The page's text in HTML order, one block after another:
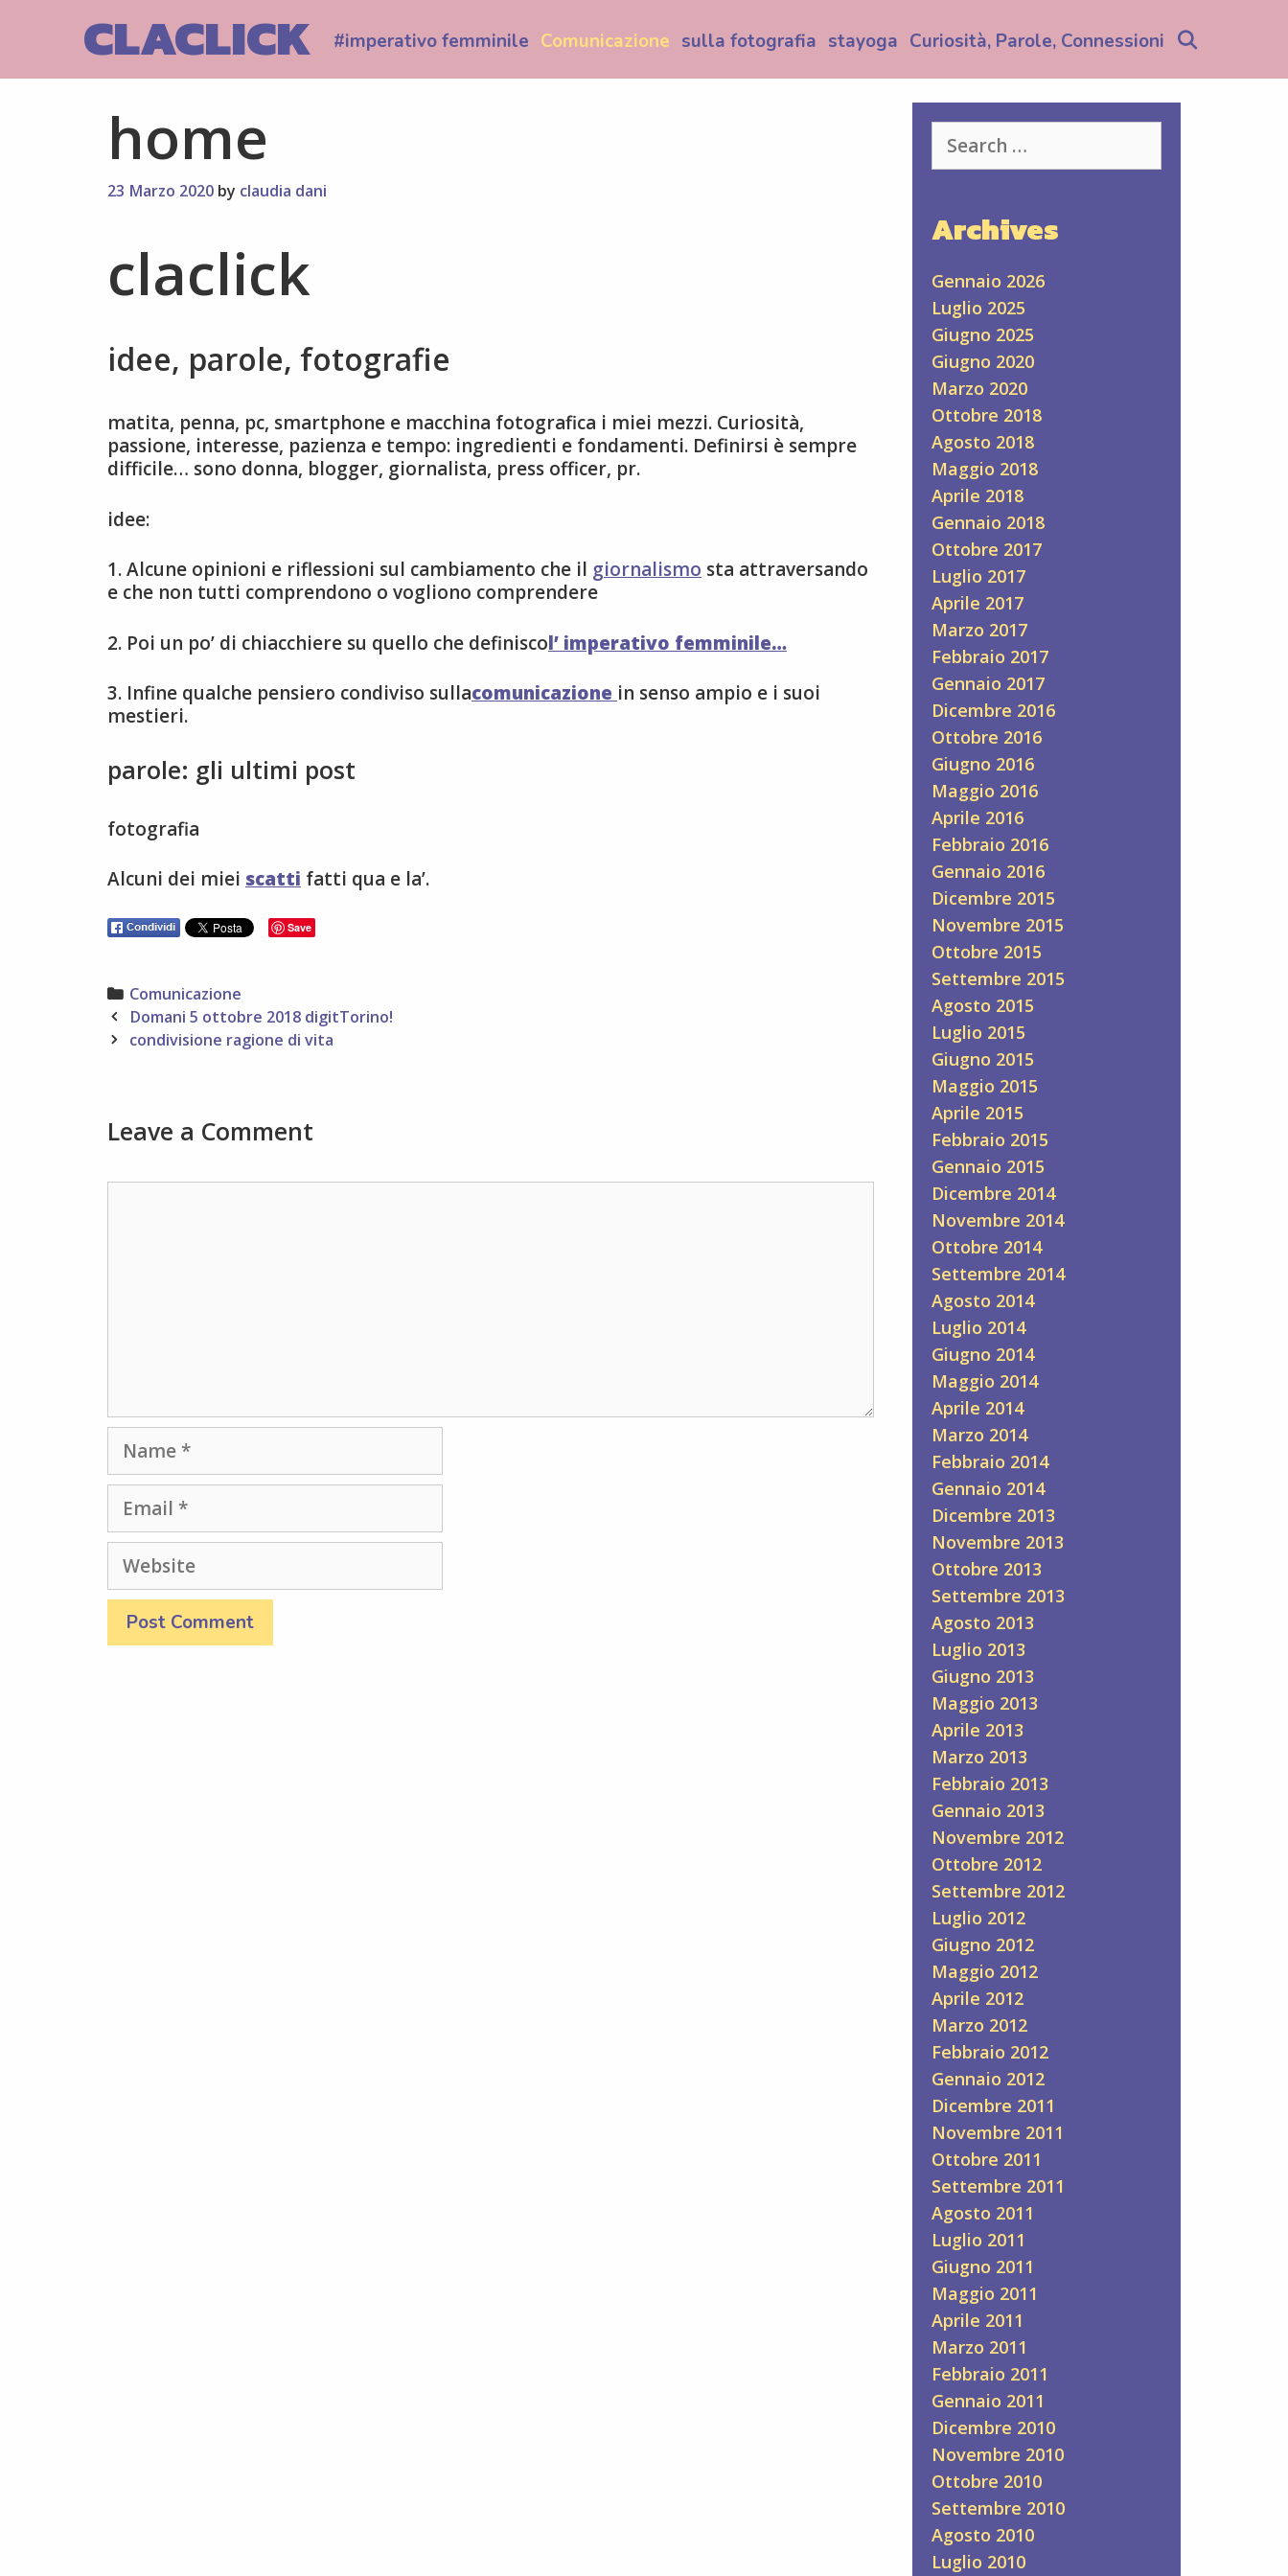
CLACLICK #imperativo femminile Comunicazione sulla fotografia stayoga Curiosità, Parole, Connessioni
home
23 Marzo 2020 by claudia dani
claclick
idee, parole, fotografie
matita, penna, pc, smartphone e macchina fotografica i miei mezzi. Curiosità,
passione, interesse, pazienza e tempo: ingredienti e fondamenti. Definirsi è sempre
difficile… sono donna, blogger, giornalista, press officer, pr.
idee:
1. Alcune opinioni e riflessioni sul cambiamento che il giornalismo sta attraversando
e che non tutti comprendono o vogliono comprendere
2. Poi un po’ di chiacchiere su quello che definiscol’ imperativo femminile…
3. Infine qualche pensiero condiviso sullacomunicazione in senso ampio e i suoi
mestieri.
parole: gli ultimi post
fotografia
Alcuni dei miei scatti fatti qua e la’.
Save
Categories
Comunicazione
Post
navigation
Domani 5 ottobre 2018 digitTorino!
condivisione ragione di vita
Leave a Comment
Name
Email
Website
for:
Archives
Gennaio 2026
Luglio 2025
Giugno 2025
Giugno 2020
Marzo 2020
Ottobre 2018
Agosto 2018
Maggio 2018
Aprile 2018
Gennaio 2018
Ottobre 2017
Luglio 2017
Aprile 2017
Marzo 2017
Febbraio 2017
Gennaio 2017
Dicembre 2016
Ottobre 2016
Giugno 2016
Maggio 2016
Aprile 2016
Febbraio 2016
Gennaio 2016
Dicembre 2015
Novembre 2015
Ottobre 2015
Settembre 2015
Agosto 2015
Luglio 2015
Giugno 2015
Maggio 2015
Aprile 2015
Febbraio 2015
Gennaio 2015
Dicembre 2014
Novembre 2014
Ottobre 2014
Settembre 2014
Agosto 2014
Luglio 2014
Giugno 2014
Maggio 2014
Aprile 2014
Marzo 2014
Febbraio 2014
Gennaio 2014
Dicembre 2013
Novembre 2013
Ottobre 2013
Settembre 2013
Agosto 2013
Luglio 2013
Giugno 2013
Maggio 2013
Aprile 2013
Marzo 2013
Febbraio 2013
Gennaio 2013
Novembre 2012
Ottobre 2012
Settembre 2012
Luglio 2012
Giugno 2012
Maggio 2012
Aprile 2012
Marzo 2012
Febbraio 2012
Gennaio 2012
Dicembre 2011
Novembre 2011
Ottobre 2011
Settembre 2011
Agosto 2011
Luglio 2011
Giugno 2011
Maggio 2011
Aprile 2011
Marzo 2011
Febbraio 2011
Gennaio 2011
Dicembre 2010
Novembre 2010
Ottobre 2010
Settembre 2010
Agosto 2010
Luglio 2010